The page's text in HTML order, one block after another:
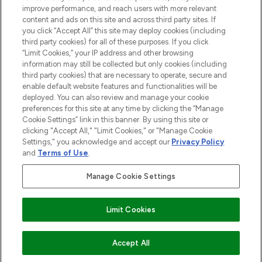
EN RUPTURE DE STOCK
Information
AIDE ET INFORMATIONS
INFORMATIONS GÉNÉRALES
À PROPOS DE LOOKFANTASTIC
2026 THG Beauty Europe GmbH Maximilianstrasse 54 80538 Munich
Payer en toute sécurité avec
improve performance, and reach users with more relevant
content and ads on this site and across third party sites. If
you click “Accept All” this site may deploy cookies (including
third party cookies) for all of these purposes. If you click
“Limit Cookies,” your IP address and other browsing
information may still be collected but only cookies (including
third party cookies) that are necessary to operate, secure and
enable default website features and functionalities will be
deployed. You can also review and manage your cookie
preferences for this site at any time by clicking the “Manage
Cookie Settings” link in this banner. By using this site or
clicking "Accept All," "Limit Cookies," or "Manage Cookie
Settings," you acknowledge and accept our Privacy Policy
and Terms of Use.
Manage Cookie Settings
Limit Cookies
Accept All